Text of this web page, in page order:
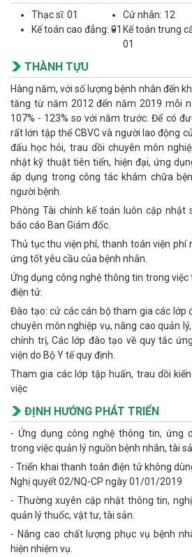
Thạc sĩ: 01
Cử nhân: 12
Kế toán cao đẳng: 01 Kế toán trung
01
THÀNH TỰU
Hàng năm, với số lượng bệnh nhân đến
tăng từ năm 2012 đến năm 2019 mỗi
107% - 123% so với năm trước. Để có
rất lớn tập thể CBVC và người lao động
đấu học hỏi, trau dồi chuyên môn
nhật kỹ thuật tiên tiến, hiện đại, ứng
áp dụng trong công tác khám chữa
người bệnh.
Phòng Tài chính kế toán luôn cập nhật
báo cáo Ban Giám đốc.
Thủ tục thu viện phí, thanh toán viện phí
ứng tốt yêu cầu của bệnh nhân.
Ứng dụng công nghệ thông tin trong việc
điện tử.
Đào tạo: cử các cán bộ tham gia các lớp
chuyên môn nghiệp vụ, nâng cao quản
chính trị, Các lớp đào tạo về quy tắc
viện do Bộ Y tế quy định.
Tham gia các lớp tập huấn, trau dồi
việc
ĐỊNH HƯỚNG PHÁT TRIỂN
- Ứng dụng công nghệ thông tin, ứng
trong việc quản lý nguồn bệnh nhân, tài
- Triển khai thanh toán điện tử không
Nghị quyết 02/NQ-CP ngày 01/01/2019
- Thường xuyên cập nhật thông tin,
quản lý thuốc, vật tư, tài sản.
- Nâng cao chất lượng phục vụ bệnh
hiện nhiệm vụ.